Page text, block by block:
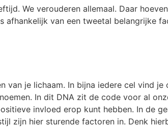
We verouderen allemaal. Daar
afhankelijk van een tweetal belangrijke
je lichaam. In bijna iedere cel vind je
In dit DNA zit de code voor al
invloed erop kunt hebben. In de
zijn hier sturende factoren in. Denk